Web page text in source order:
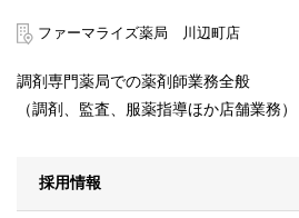
ファーマライズ薬局 川辺町店
調剤専門薬局での薬剤師業務全般
（調剤、監査、服薬指導ほか店舗業務）
採用情報